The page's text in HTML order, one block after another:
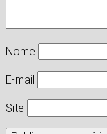
Nome
E-mail
Site